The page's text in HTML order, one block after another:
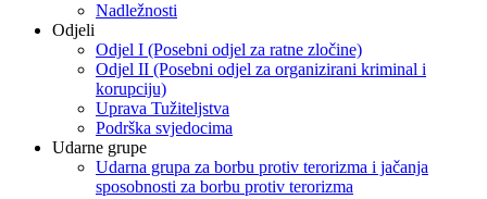
Nadležnosti
Odjeli
Odjel I (Posebni odjel za ratne zločine)
Odjel II (Posebni odjel za organizirani kriminal i
korupciju)
Uprava Tužiteljstva
Podrška svjedocima
Udarne grupe
Udarna grupa za borbu protiv terorizma i jačanja
sposobnosti za borbu protiv terorizma